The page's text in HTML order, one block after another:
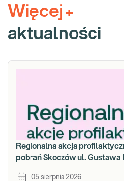
Więcej +
aktualności
Regionalna akcja
pobrań Skoczów ul. Gustawa
05 sierpnia 2026